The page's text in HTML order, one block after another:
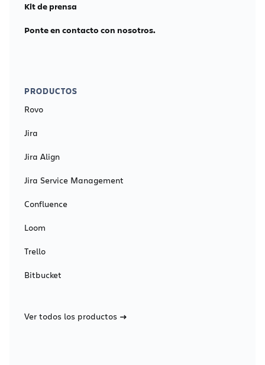
Kit de prensa
Ponte en contacto con nosotros.
PRODUCTOS
Rovo
Jira
Jira Align
Jira Service Management
Confluence
Loom
Trello
Bitbucket
Ver todos los productos